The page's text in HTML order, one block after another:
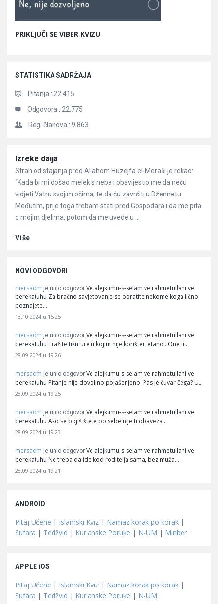
PRIKLJUČI SE VIBER KVIZU
STATISTIKA SADRŽAJA
Pitanja : 22.415
Odgovora : 22.775
Reg. članova : 9.863
Članci
Izreke daija
Strah od stajanja pred Allahom Huzejfa el-Meraši je rekao:
“Kada bi mi došao melek s neba i obavijestio me da neću
vidjeti Vatru svojim očima, te da ću završiti u Džennetu.
Međutim, prije toga trebam stati pred Gospodara i da me pita
o mojim djelima, potom da me uvede u ...
Više
NOVI ODGOVORI
mersadm je unio odgovor Ve alejkumu-s-selam ve rahmetullahi ve
berekatuhu Za bračno savjetovanje se obratite nekome koga lično
poznajete.…
13.10.2024 u 15:25
mersadm je unio odgovor Ve alejkumu-s-selam ve rahmetullahi ve
berekatuhu Tražite tiknture u kojim nije korišten etanol. One u…
28.09.2024 u 19:26
mersadm je unio odgovor Ve alejkumu-s-selam ve rahmetullahi ve
berekatuhu Pitanje nije dovoljno pojašenjeno. Pas je čuvar čega? U…
28.09.2024 u 19:25
mersadm je unio odgovor Ve alejkumu-s-selam ve rahmetullahi ve
berekatuhu Ako se bojiš štete po sebe nije ti obaveza…
28.09.2024 u 19:23
mersadm je unio odgovor Ve alejkumu-s-selam ve rahmetullahi ve
berekatuhu Ne treba da ide kod roditelja sama, bez muža.…
28.09.2024 u 19:21
ANDROID
Pitaj Učene | Islamski Kviz | Namaz korak po korak |
Sufara | Tedžvid | Kur'anske Poruke | N-UM | Minber
APPLE iOS
Pitaj Učene | Islamski Kviz | Namaz korak po korak |
Sufara | Tedžvid | Kur'anske Poruke | N-UM